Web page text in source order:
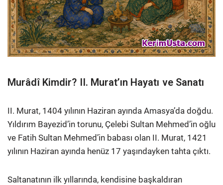
Murâdî Kimdir? II. Murat’ın Hayatı ve Sanatı
II. Murat, 1404 yılının Haziran ayında Amasya’da doğdu.
Yıldırım Bayezid’in torunu, Çelebi Sultan Mehmed’in oğlu
ve Fatih Sultan Mehmed’in babası olan II. Murat, 1421
yılının Haziran ayında henüz 17 yaşındayken tahta çıktı.
Saltanatının ilk yıllarında, kendisine başkaldıran